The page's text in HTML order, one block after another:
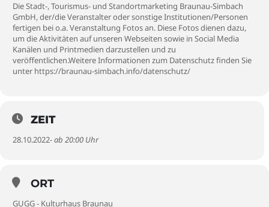
Die Stadt-, Tourismus- und Standortmarketing Braunau-Simbach
GmbH, der/die Veranstalter oder sonstige Institutionen/Personen
fertigen bei o.a. Veranstaltung Fotos an. Diese Fotos dienen dazu,
um die Aktivitäten auf unseren Webseiten sowie in Social Media
Kanälen und Printmedien darzustellen und zu
veröffentlichen.Weitere Informationen zum Datenschutz finden Sie
unter https://braunau-simbach.info/datenschutz/
ZEIT
28.10.2022- ab 20:00 Uhr
ORT
GUGG - Kulturhaus Braunau